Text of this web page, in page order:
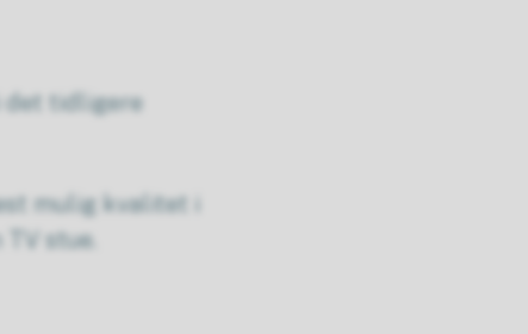
det tidligere
mulig kvalitet i
stue.